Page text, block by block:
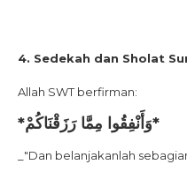
4. Sedekah dan Sholat
Allah SWT berfirman:
*وَأَنْفِقُوا مِمَّا رَزَقْنَاكُمْ*
_"Dan belanjakanlah